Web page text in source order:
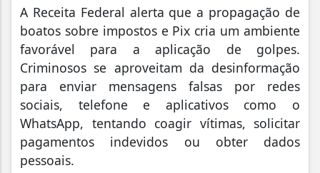
A Receita Federal alerta que a propagação de
boatos sobre impostos e Pix cria um ambiente
favorável para a aplicação de golpes.
Criminosos se aproveitam da desinformação
para enviar mensagens falsas por redes
sociais, telefone e aplicativos como o
WhatsApp, tentando coagir vítimas, solicitar
pagamentos indevidos ou obter dados
pessoais.